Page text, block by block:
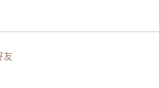
友